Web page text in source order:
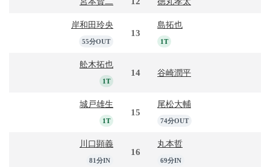
岸和田玲央
55分OUT
13
島拓也
1T
舩木拓也
1T
14 谷崎潤平
城戸雄生
1T
15
尾松大輔
74分OUT
川口顕義
81分IN
16
丸本哲
69分IN